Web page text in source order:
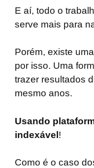
E aí, todo o
serve mais para
Porém, existe
por isso. Uma
trazer resultados
mesmo anos.
Usando
indexável!
Como é o caso